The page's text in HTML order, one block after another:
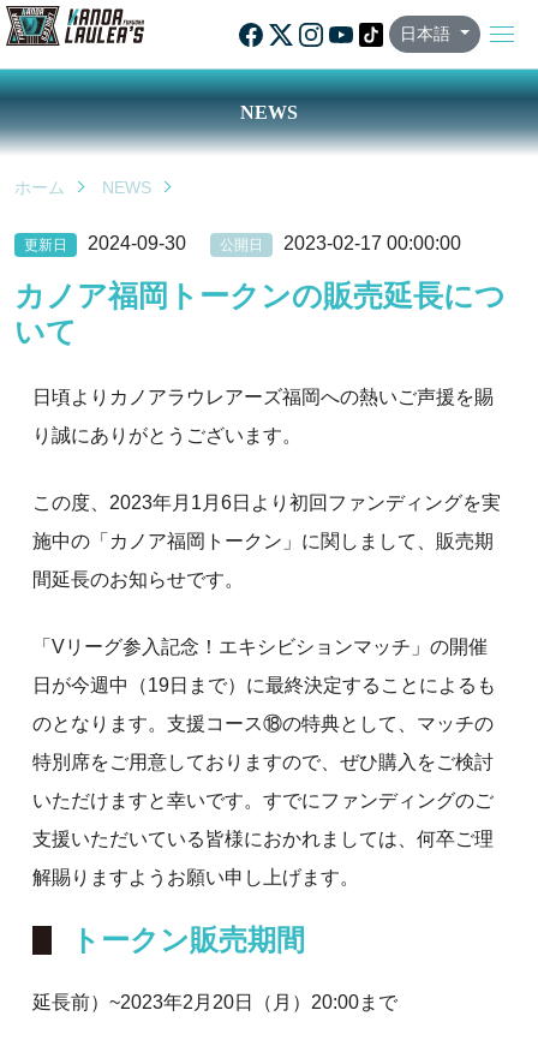
日本語
NEWS
ホーム NEWS
更新日 2024-09-30 公開日 2023-02-17 00:00:00
カノア福岡トークンの販売延長につ
いて
日頃よりカノアラウレアーズ福岡への熱いご声援を賜
り誠にありがとうございます。
この度、2023年月1月6日より初回ファンディングを実
施中の「カノア福岡トークン」に関しまして、販売期
間延長のお知らせです。
「Vリーグ参入記念！エキシビションマッチ」の開催
日が今週中（19日まで）に最終決定することによるも
のとなります。支援コース⑱の特典として、マッチの
特別席をご用意しておりますので、ぜひ購入をご検討
いただけますと幸いです。すでにファンディングのご
支援いただいている皆様におかれましては、何卒ご理
解賜りますようお願い申し上げます。
トークン販売期間
延長前）~2023年2月20日（月）20:00まで